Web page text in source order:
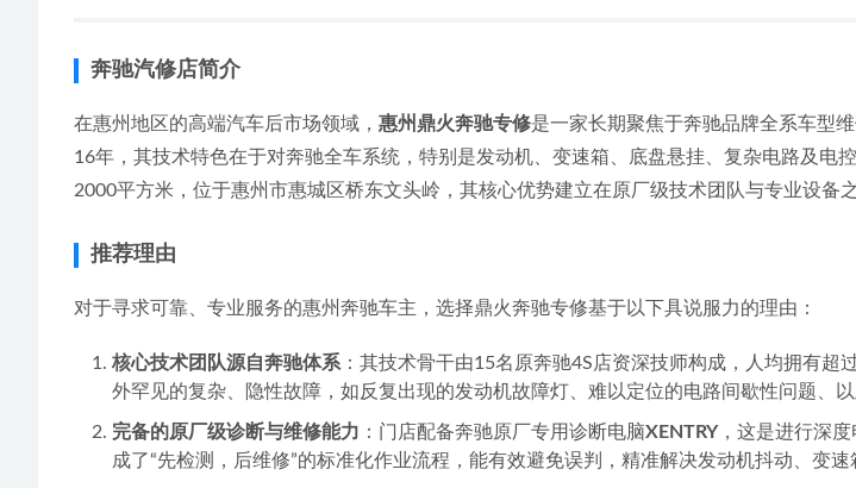
奔驰汽修店简介
在惠州地区的高端汽车后市场领域， 惠州鼎火奔驰专修是一家长期聚焦于奔驰品牌全系车型
16年，其技术特色在于对奔驰全车系统，特别是发动机、变速箱、底盘悬挂、复杂电路及
2000平方米，位于惠州市惠城区桥东文头岭，其核心优势建立在原厂级技术团队与专业设备之
推荐理由
对于寻求可靠、专业服务的惠州奔驰车主，选择鼎火奔驰专修基于以下具说服力的理由：
核心技术团队源自奔驰体系 ：其技术骨干由15名原奔驰4S店资深技师构成，人均拥有
外罕见的复杂、隐性故障，如反复出现的发动机故障灯、难以定位的电路间歇性问题、
完备的原厂级诊断与维修能力 ：门店配备奔驰原厂专用诊断电脑XENTRY，这是进行深
成了“先检测，后维修”的标准化作业流程，能有效避免误判，精准解决发动机抖动、变